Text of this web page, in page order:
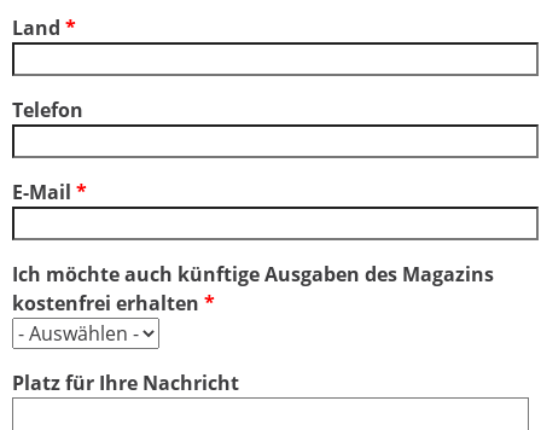
Land *
Telefon
E-Mail *
Ich möchte auch künftige Ausgaben des Magazins
kostenfrei erhalten *
Platz für Ihre Nachricht